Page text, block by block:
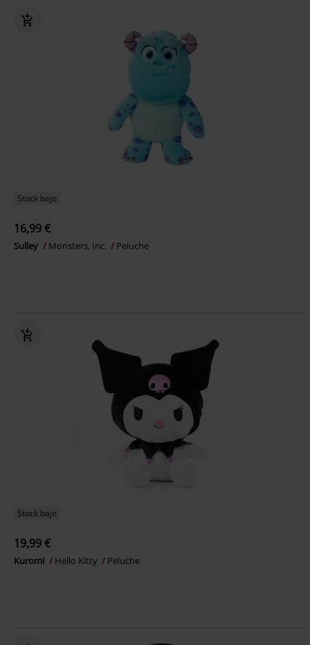
Stock bajo
16,99 €
Sulley Monsters, Inc. Peluche
Stock bajo
19,99 €
Kuromi Hello Kitty Peluche